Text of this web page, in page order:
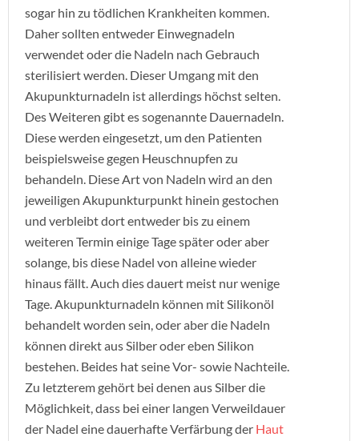
sogar hin zu tödlichen Krankheiten kommen.
Daher sollten entweder Einwegnadeln
verwendet oder die Nadeln nach Gebrauch
sterilisiert werden. Dieser Umgang mit den
Akupunkturnadeln ist allerdings höchst selten.
Des Weiteren gibt es sogenannte Dauernadeln.
Diese werden eingesetzt, um den Patienten
beispielsweise gegen Heuschnupfen zu
behandeln. Diese Art von Nadeln wird an den
jeweiligen Akupunkturpunkt hinein gestochen
und verbleibt dort entweder bis zu einem
weiteren Termin einige Tage später oder aber
solange, bis diese Nadel von alleine wieder
hinaus fällt. Auch dies dauert meist nur wenige
Tage. Akupunkturnadeln können mit Silikonöl
behandelt worden sein, oder aber die Nadeln
können direkt aus Silber oder eben Silikon
bestehen. Beides hat seine Vor- sowie Nachteile.
Zu letzterem gehört bei denen aus Silber die
Möglichkeit, dass bei einer langen Verweildauer
der Nadel eine dauerhafte Verfärbung der Haut